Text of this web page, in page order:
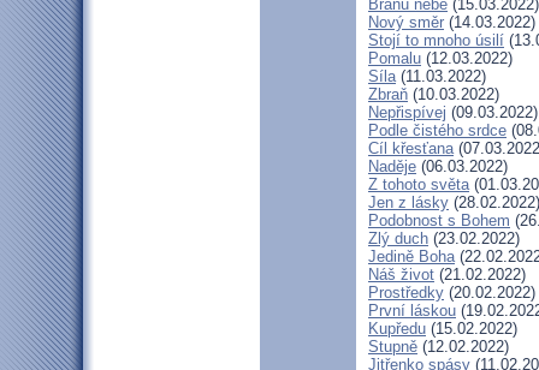
Bránu nebe (15.03.2022)
Nový směr (14.03.2022)
Stojí to mnoho úsilí
Pomalu (12.03.2022)
Síla(11.03.2022)
Zbraň (10.03.2022)
Nepřispívej (09.03.2022)
Podle čistého srdce
Cíl křesťana
Naděje (06.03.2022)
Z tohoto světa
Jen z lásky (28.02.2022)
Podobnost s Bohem
Zlý duch (23.02.2022)
Jedině Boha
Náš život (21.02.2022)
Prostředky (20.02.2022)
První láskou
Kupředu (15.02.2022)
Stupně (12.02.2022)
Jitřenko spásy